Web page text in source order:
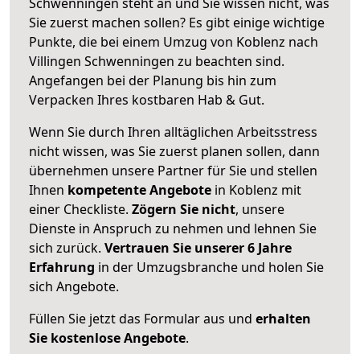
Sie zuerst machen sollen? Es gibt einige wichtige
Punkte, die bei einem Umzug von Koblenz nach
Villingen Schwenningen zu beachten sind.
Angefangen bei der Planung bis hin zum
Verpacken Ihres kostbaren Hab & Gut.
Wenn Sie durch Ihren alltäglichen Arbeitsstress
nicht wissen, was Sie zuerst planen sollen, dann
übernehmen unsere Partner für Sie und stellen
Ihnen kompetente Angebote in Koblenz mit
einer Checkliste. Zögern Sie nicht, unsere
Dienste in Anspruch zu nehmen und lehnen Sie
sich zurück. Vertrauen Sie unserer 6 Jahre
Erfahrung in der Umzugsbranche und holen Sie
sich Angebote.
Füllen Sie jetzt das Formular aus und erhalten
Sie kostenlose Angebote.